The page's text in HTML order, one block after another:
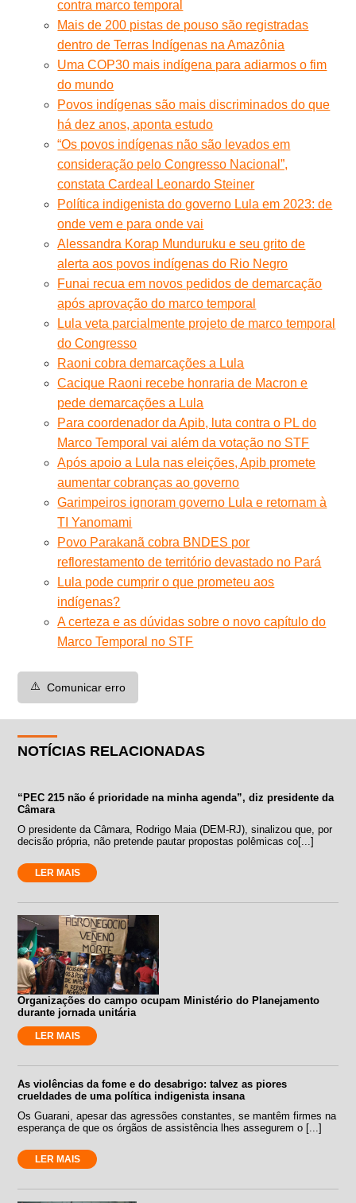
contra marco temporal
Mais de 200 pistas de pouso são registradas
dentro de Terras Indígenas na Amazônia
Uma COP30 mais indígena para adiarmos o fim
do mundo
Povos indígenas são mais discriminados do que
há dez anos, aponta estudo
“Os povos indígenas não são levados em
consideração pelo Congresso Nacional”,
constata Cardeal Leonardo Steiner
Política indigenista do governo Lula em 2023: de
onde vem e para onde vai
Alessandra Korap Munduruku e seu grito de
alerta aos povos indígenas do Rio Negro
Funai recua em novos pedidos de demarcação
após aprovação do marco temporal
Lula veta parcialmente projeto de marco temporal
do Congresso
Raoni cobra demarcações a Lula
Cacique Raoni recebe honraria de Macron e
pede demarcações a Lula
Para coordenador da Apib, luta contra o PL do
Marco Temporal vai além da votação no STF
Após apoio a Lula nas eleições, Apib promete
aumentar cobranças ao governo
Garimpeiros ignoram governo Lula e retornam à
TI Yanomami
Povo Parakanã cobra BNDES por
reflorestamento de território devastado no Pará
Lula pode cumprir o que prometeu aos
indígenas?
A certeza e as dúvidas sobre o novo capítulo do
Marco Temporal no STF
⚠️ Comunicar erro
NOTÍCIAS RELACIONADAS
“PEC 215 não é prioridade na minha agenda”, diz presidente da
Câmara
O presidente da Câmara, Rodrigo Maia (DEM-RJ), sinalizou que, por
decisão própria, não pretende pautar propostas polêmicas co[...]
LER MAIS
Organizações do campo ocupam Ministério do Planejamento
durante jornada unitária
LER MAIS
As violências da fome e do desabrigo: talvez as piores
crueldades de uma política indigenista insana
Os Guarani, apesar das agressões constantes, se mantêm firmes na
esperança de que os órgãos de assistência lhes assegurem o [...]
LER MAIS